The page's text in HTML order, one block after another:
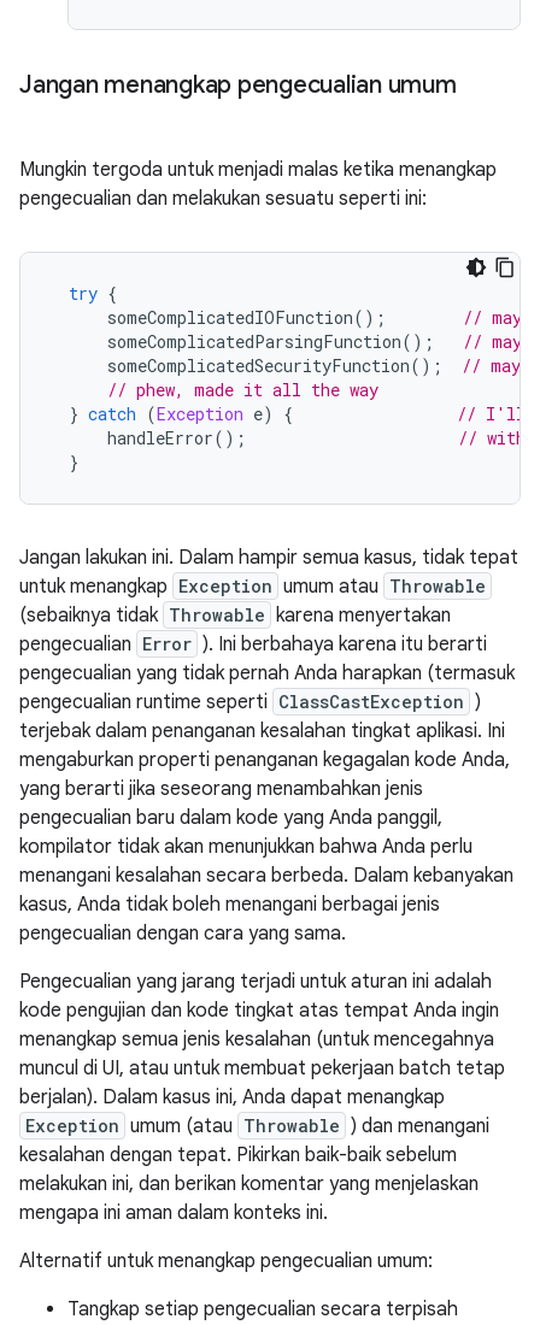
Jangan menangkap pengecualian umum
Mungkin tergoda untuk menjadi malas ketika menangkap
pengecualian dan melakukan sesuatu seperti ini:
try {
someComplicatedIOFunction();
// may
someComplicatedParsingFunction();
// may
someComplicatedSecurityFunction();
// may
// phew, made it all the way
} catch (Exception e) {
// I'll
handleError();
// with
}
Jangan lakukan ini. Dalam hampir semua kasus, tidak tepat
untuk menangkap Exception umum atau Throwable
(sebaiknya tidak Throwable karena menyertakan
pengecualian Error ). Ini berbahaya karena itu berarti
pengecualian yang tidak pernah Anda harapkan (termasuk
pengecualian runtime seperti ClassCastException )
terjebak dalam penanganan kesalahan tingkat aplikasi. Ini
mengaburkan properti penanganan kegagalan kode Anda,
yang berarti jika seseorang menambahkan jenis
pengecualian baru dalam kode yang Anda panggil,
kompilator tidak akan menunjukkan bahwa Anda perlu
menangani kesalahan secara berbeda. Dalam kebanyakan
kasus, Anda tidak boleh menangani berbagai jenis
pengecualian dengan cara yang sama.
Pengecualian yang jarang terjadi untuk aturan ini adalah
kode pengujian dan kode tingkat atas tempat Anda ingin
menangkap semua jenis kesalahan (untuk mencegahnya
muncul di UI, atau untuk membuat pekerjaan batch tetap
berjalan). Dalam kasus ini, Anda dapat menangkap
Exception umum (atau Throwable ) dan menangani
kesalahan dengan tepat. Pikirkan baik-baik sebelum
melakukan ini, dan berikan komentar yang menjelaskan
mengapa ini aman dalam konteks ini.
Alternatif untuk menangkap pengecualian umum:
Tangkap setiap pengecualian secara terpisah